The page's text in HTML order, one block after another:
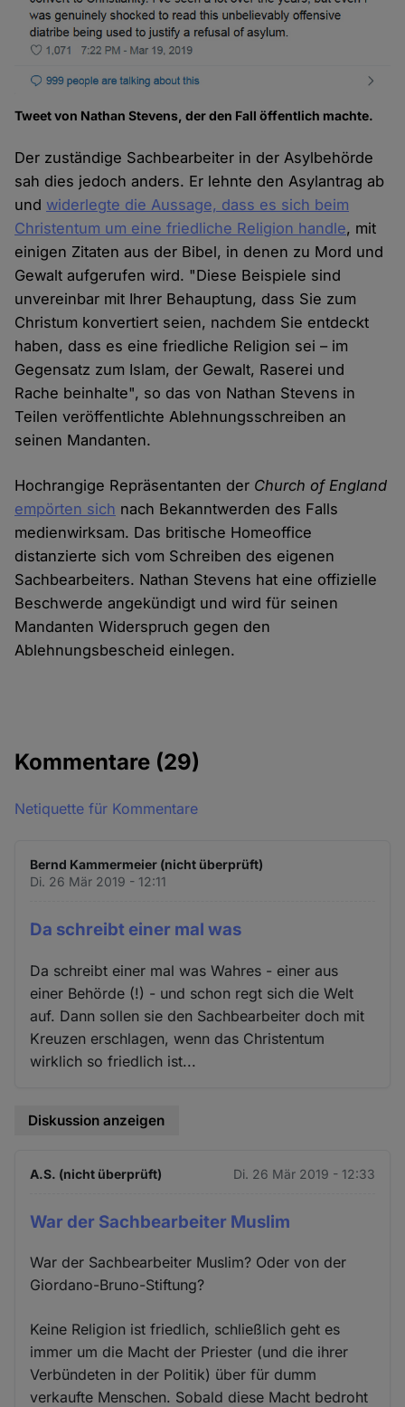
Tweet von Nathan Stevens, der den Fall öffentlich machte.
Der zuständige Sachbearbeiter in der Asylbehörde
sah dies jedoch anders. Er lehnte den Asylantrag ab
und widerlegte die Aussage, dass es sich beim
Christentum um eine friedliche Religion handle, mit
einigen Zitaten aus der Bibel, in denen zu Mord und
Gewalt aufgerufen wird. "Diese Beispiele sind
unvereinbar mit Ihrer Behauptung, dass Sie zum
Christum konvertiert seien, nachdem Sie entdeckt
haben, dass es eine friedliche Religion sei – im
Gegensatz zum Islam, der Gewalt, Raserei und
Rache beinhalte", so das von Nathan Stevens in
Teilen veröffentlichte Ablehnungsschreiben an
seinen Mandanten.
Hochrangige Repräsentanten der Church of England
empörten sich nach Bekanntwerden des Falls
medienwirksam. Das britische Homeoffice
distanzierte sich vom Schreiben des eigenen
Sachbearbeiters. Nathan Stevens hat eine offizielle
Beschwerde angekündigt und wird für seinen
Mandanten Widerspruch gegen den
Ablehnungsbescheid einlegen.
Kommentare (29)
Netiquette für Kommentare
Bernd Kammermeier (nicht überprüft)
Di. 26 Mär 2019 - 12:11
Da schreibt einer mal was
Da schreibt einer mal was Wahres - einer aus
einer Behörde (!) - und schon regt sich die Welt
auf. Dann sollen sie den Sachbearbeiter doch mit
Kreuzen erschlagen, wenn das Christentum
wirklich so friedlich ist...
Diskussion anzeigen
A.S. (nicht überprüft) Di. 26 Mär 2019 - 12:33
War der Sachbearbeiter Muslim
War der Sachbearbeiter Muslim? Oder von der
Giordano-Bruno-Stiftung?
Keine Religion ist friedlich, schließlich geht es
immer um die Macht der Priester (und die ihrer
Verbündeten in der Politik) über für dumm
verkaufte Menschen. Sobald diese Macht bedroht